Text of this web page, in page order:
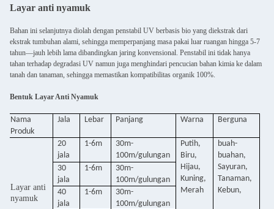
Layar anti nyamuk
Bahan ini selanjutnya diolah dengan penstabil UV berbasis bio yang diekstrak dari
ekstrak tumbuhan alami, sehingga memperpanjang masa pakai luar ruangan hingga 5-7
tahun—jauh lebih lama dibandingkan jaring konvensional. Penstabil ini tidak hanya
tahan terhadap degradasi UV namun juga menghindari pencucian bahan kimia ke dalam
tanah dan tanaman, sehingga memastikan kompatibilitas organik 100%.
Bentuk Layar Anti Nyamuk
Nama
Produk
Jala Lebar Panjang Warna Berguna
Layar anti
nyamuk
20
jala
1-6m
30m-
100m/gulungan
Putih,
Biru,
Hijau,
Kuning,
Merah
buah-
buahan,
Sayuran,
Tanaman,
Kebun,
30
jala
1-6m
30m-
100m/gulungan
40
jala
1-6m
30m-
100m/gulungan